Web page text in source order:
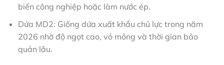
biến công nghiệp hoặc làm nước ép.
Dứa MD2: Giống dứa xuất khẩu chủ lực trong năm
2026 nhờ độ ngọt cao, vỏ mỏng và thời gian bảo
quản lâu.